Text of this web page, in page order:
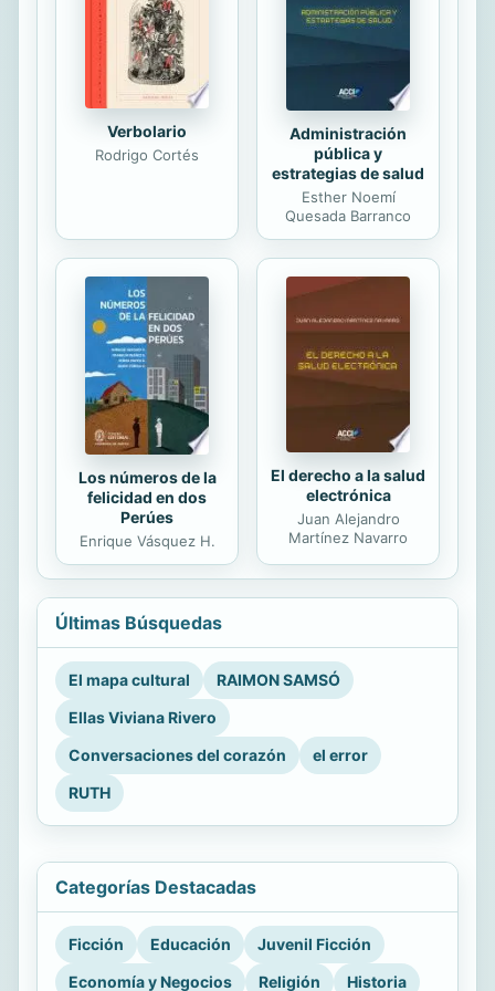
dela futura Asambleas, Entre las
conside raciones de orden pol-tico,
sin duda inspiradas por el Liberta
dor,...
Verbolario
Rodrigo Cortés
Administración
pública y
estrategias de salud
Esther Noemí
Quesada Barranco
Los números de la
felicidad en dos
Perúes
Enrique Vásquez H.
El derecho a la salud
electrónica
Juan Alejandro
Martínez Navarro
Últimas Búsquedas
El mapa cultural
RAIMON SAMSÓ
Ellas Viviana Rivero
Conversaciones del corazón
el error
RUTH
Categorías Destacadas
Ficción Educación
Juvenil Ficción
Economía y Negocios
Religión Historia